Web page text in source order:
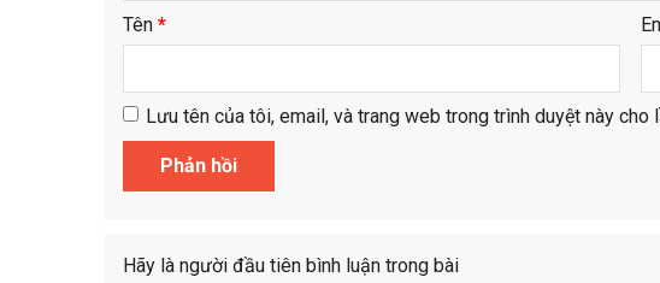
Tên *
Lưu tên của tôi, email, và trang web trong trình duyệt này cho
Hãy là người đầu tiên bình luận trong bài